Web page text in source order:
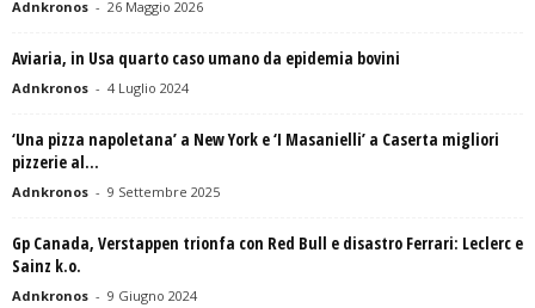
Adnkronos - 26 Maggio 2026
Aviaria, in Usa quarto caso umano da epidemia bovini
Adnkronos - 4 Luglio 2024
‘Una pizza napoletana’ a New York e ‘I Masanielli’ a Caserta migliori
pizzerie al...
Adnkronos - 9 Settembre 2025
Gp Canada, Verstappen trionfa con Red Bull e disastro Ferrari: Leclerc e
Sainz k.o.
Adnkronos - 9 Giugno 2024